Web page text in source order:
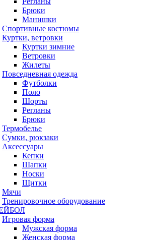
Брюки
Манишки
Спортивные костюмы
Куртки, ветровки
Куртки зимние
Ветровки
Жилеты
Повседневная одежда
Футболки
Поло
Шорты
Регланы
Брюки
Термобелье
Сумки, рюкзаки
Аксессуары
Кепки
Шапки
Носки
Щитки
Мячи
Тренировочное оборудование
Игровая форма
Мужская форма
Женская форма